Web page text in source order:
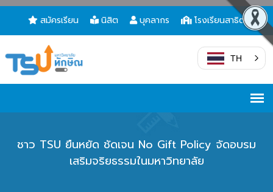
สมัครเรียน นิสิต บุคลากร โรงเรียนสาธิต
TH
ชาว TSU ยืนหยัด ชัดเจน No Gift Policy จัดอบรม
เสริมจริยธรรมในมหาวิทยาลัย